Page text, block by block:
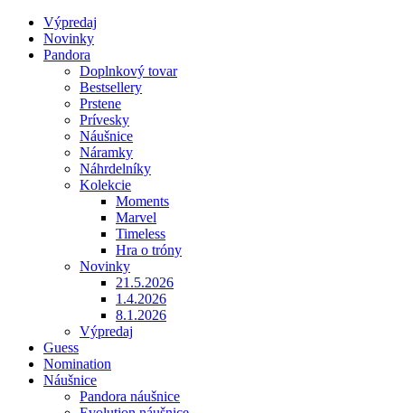
Výpredaj
Novinky
Pandora
Doplnkový tovar
Bestsellery
Prstene
Prívesky
Náušnice
Náramky
Náhrdelníky
Kolekcie
Moments
Marvel
Timeless
Hra o tróny
Novinky
21.5.2026
1.4.2026
8.1.2026
Výpredaj
Guess
Nomination
Náušnice
Pandora náušnice